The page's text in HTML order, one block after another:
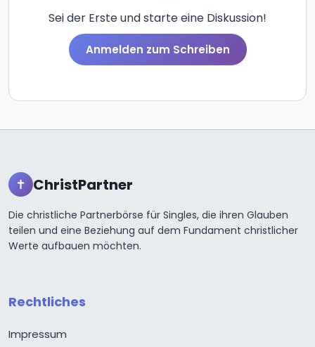
Sei der Erste und starte eine Diskussion!
Anmelden zum Schreiben
✝ ChristPartner
Die christliche Partnerbörse für Singles, die ihren Glauben
teilen und eine Beziehung auf dem Fundament christlicher
Werte aufbauen möchten.
Rechtliches
Impressum